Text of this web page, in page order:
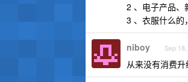
2 、电子产品、
3 、衣服什么的
niboy Sep
从来没有消费升